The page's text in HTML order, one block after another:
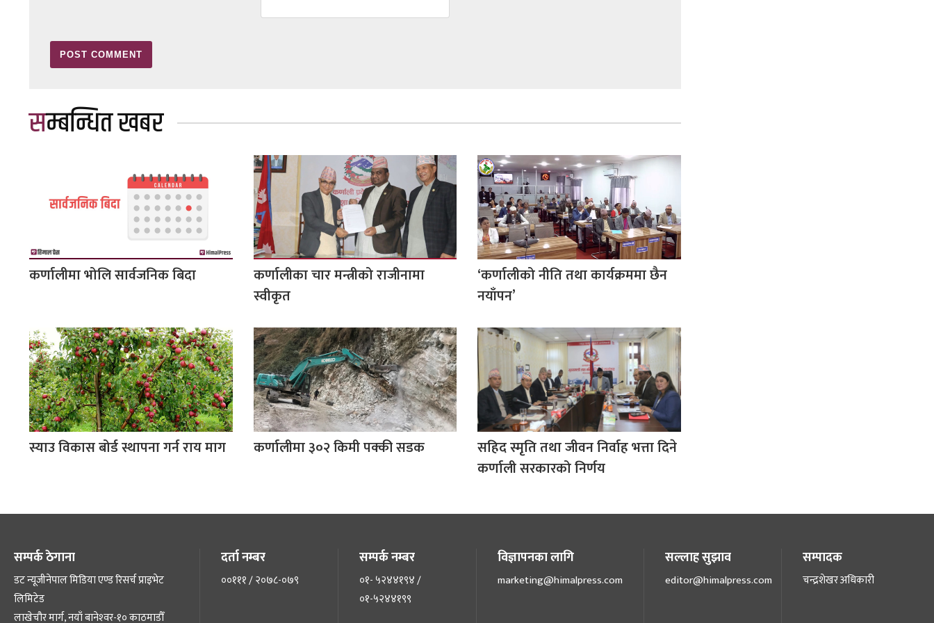
सम्बन्धित खबर
कर्णालीमा भोलि सार्वजनिक बिदा
कर्णालीका चार मन्त्रीको राजीनामा
स्वीकृत
‘कर्णालीको नीति तथा कार्यक्रममा छैन
नयाँपन’
स्याउ विकास बोर्ड स्थापना गर्न राय माग कर्णालीमा ३०२ किमी पक्की सडक
सहिद स्मृति तथा जीवन निर्वाह भत्ता दिने
कर्णाली सरकारको निर्णय
सम्पर्क ठेगाना
डट न्यूजीनेपाल मिडिया एण्ड रिसर्च प्राइभेट
लिमिटेड
लाखेचौर मार्ग, नयाँ बानेश्‍वर-१० काठमाडौँ
दर्ता नम्बर
००१११ / २०७८-०७९
सम्पर्क नम्बर
०१- ५२४४१९४ /
०१-५२४४१९९
विज्ञापनका लागि
marketing@himalpress.com
सल्लाह सुझाव
editor@himalpress.com
सम्पादक
चन्द्रशेखर अधिकारी